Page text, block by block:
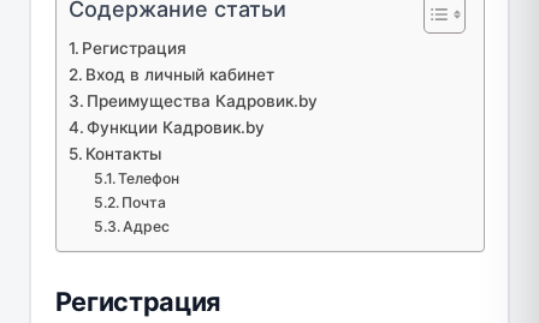
Содержание статьи
Регистрация
Вход в личный кабинет
Преимущества Кадровик.by
Функции Кадровик.by
Контакты
Телефон
Почта
Адрес
Регистрация